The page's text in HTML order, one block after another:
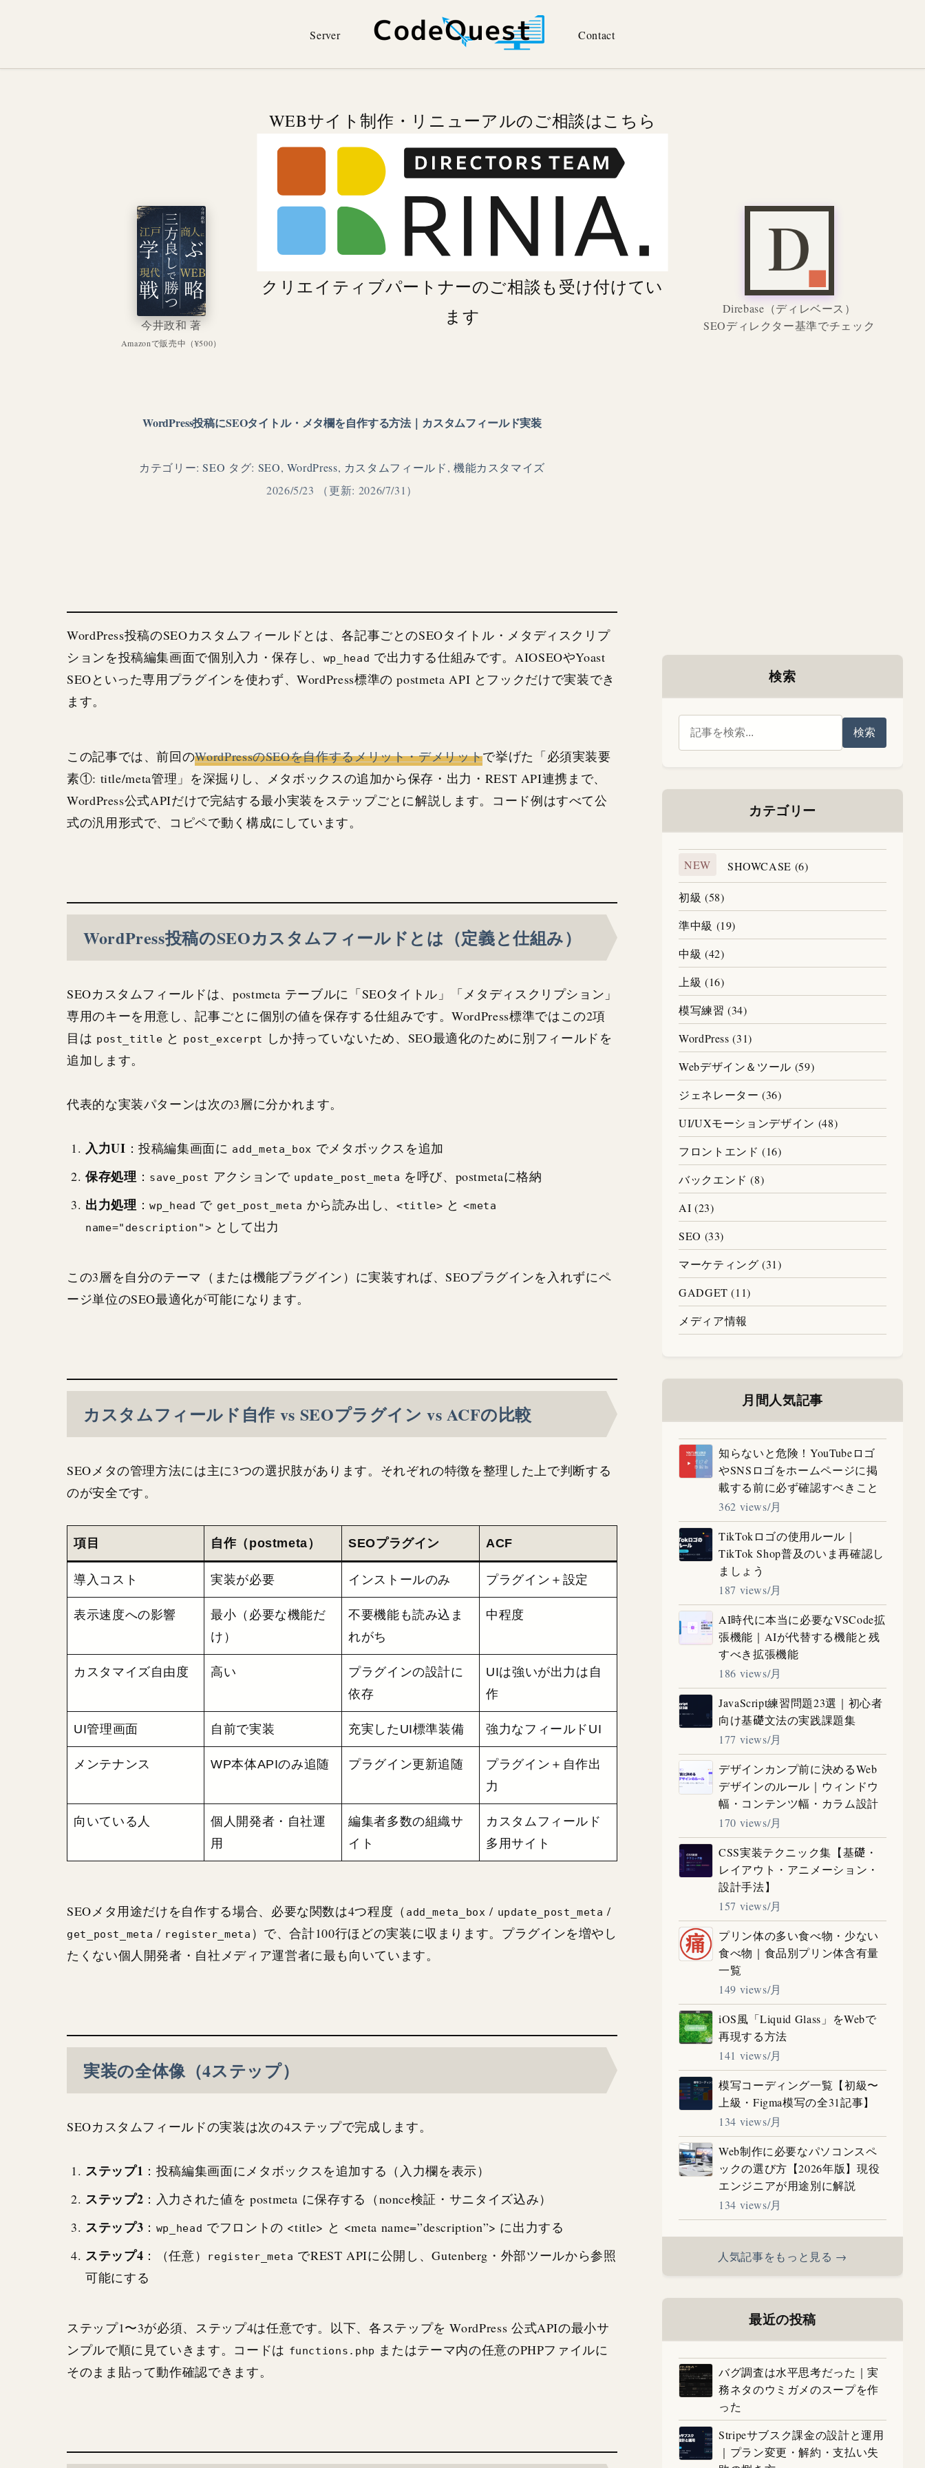
Server Contact
今井政和 著
Amazonで販売中（¥500）
WEBサイト制作・リニューアルのご相談はこちら
クリエイティブパートナーのご相談も受け付けてい
ます
Direbase （ディレベース）
SEOディレクター基準でチェック
WordPress投稿にSEOタイトル・メタ欄を自作する方法｜カスタムフィールド実装
カテゴリー:SEO タグ: SEO, WordPress, カスタムフィールド, 機能カスタマイズ
2026/5/23
（更新: 2026/7/31）
WordPress投稿のSEOカスタムフィールドとは、各記事ごとのSEOタイトル・メタディスクリプ
ションを投稿編集画面で個別入力・保存し、
wp_head で出力する仕組みです。AIOSEOやYoast
SEOといった専用プラグインを使わず、WordPress標準の postmeta API とフックだけで実装でき
ます。
この記事では、前回のWordPressのSEOを自作するメリット・デメリットで挙げた「必須実装要
素①: title/meta管理」を深掘りし、メタボックスの追加から保存・出力・REST API連携まで、
WordPress公式APIだけで完結する最小実装をステップごとに解説します。コード例はすべて公
式の汎用形式で、コピペで動く構成にしています。
WordPress投稿のSEOカスタムフィールドとは（定義と仕組み）
SEOカスタムフィールドは、postmeta テーブルに「SEOタイトル」「メタディスクリプション」
専用のキーを用意し、記事ごとに個別の値を保存する仕組みです。WordPress標準ではこの2項
目は post_title と post_excerpt
しか持っていないため、SEO最適化のために別フィールドを
追加します。
代表的な実装パターンは次の3層に分かれます。
入力UI ：投稿編集画面に add_meta_box でメタボックスを追加
保存処理 ： save_post アクションで update_post_meta を呼び、postmetaに格納
出力処理 ：wp_head で get_post_meta から読み出し、<title> と<meta
name="description"> として出力
この3層を自分のテーマ（または機能プラグイン）に実装すれば、SEOプラグインを入れずにペ
ージ単位のSEO最適化が可能になります。
カスタムフィールド自作 vs SEOプラグイン vs ACFの比較
SEOメタの管理方法には主に3つの選択肢があります。それぞれの特徴を整理した上で判断する
のが安全です。
項目 自作（postmeta） SEOプラグイン ACF
導入コスト 実装が必要 インストールのみ プラグイン＋設定
表示速度への影響
最小（必要な機能だ
け）
不要機能も読み込ま
れがち
中程度
カスタマイズ自由度 高い
プラグインの設計に
依存
UIは強いが出力は自
作
UI管理画面 自前で実装 充実したUI標準装備 強力なフィールドUI
メンテナンス WP本体APIのみ追随 プラグイン更新追随
プラグイン＋自作出
力
向いている人
個人開発者・自社運
用
編集者多数の組織サ
イト
カスタムフィールド
多用サイト
SEOメタ用途だけを自作する場合、必要な関数は4つ程度（ add_meta_box / update_post_meta /
get_post_meta / register_meta ）で、合計100行ほどの実装に収まります。プラグインを増やし
たくない個人開発者・自社メディア運営者に最も向いています。
実装の全体像（4ステップ）
SEOカスタムフィールドの実装は次の4ステップで完成します。
ステップ1 ：投稿編集画面にメタボックスを追加する（入力欄を表示）
ステップ2 ：入力された値を postmeta に保存する（nonce検証・サニタイズ込み）
ステップ3 ： wp_head でフロントの <title> と <meta name=”description”> に出力する
ステップ4 ：（任意） register_meta でREST APIに公開し、Gutenberg・外部ツールから参照
可能にする
ステップ1〜3が必須、ステップ4は任意です。以下、各ステップを WordPress 公式APIの最小サ
ンプルで順に見ていきます。コードは functions.php またはテーマ内の任意のPHPファイルに
そのまま貼って動作確認できます。
検索
検索
カテゴリー
NEW SHOWCASE (6)
初級 (58)
準中級 (19)
中級 (42)
上級 (16)
模写練習 (34)
WordPress (31)
Webデザイン＆ツール (59)
ジェネレーター (36)
UI/UXモーションデザイン (48)
フロントエンド (16)
バックエンド (8)
AI (23)
SEO (33)
マーケティング (31)
GADGET (11)
メディア情報
月間人気記事
知らないと危険！YouTubeロゴ
やSNSロゴをホームページに掲
載する前に必ず確認すべきこと
362 views/月
TikTokロゴの使用ルール｜
TikTok Shop普及のいま再確認し
ましょう
187 views/月
AI時代に本当に必要なVSCode拡
張機能｜AIが代替する機能と残
すべき拡張機能
186 views/月
JavaScript練習問題23選｜初心者
向け基礎文法の実践課題集
177 views/月
デザインカンプ前に決めるWeb
デザインのルール｜ウィンドウ
幅・コンテンツ幅・カラム設計
170 views/月
CSS実装テクニック集【基礎・
レイアウト・アニメーション・
設計手法】
157 views/月
プリン体の多い食べ物・少ない
食べ物｜食品別プリン体含有量
一覧
149 views/月
iOS風「Liquid Glass」をWebで
再現する方法
141 views/月
模写コーディング一覧【初級〜
上級・Figma模写の全31記事】
134 views/月
Web制作に必要なパソコンスペ
ックの選び方【2026年版】現役
エンジニアが用途別に解説
134 views/月
人気記事をもっと見る →
最近の投稿
バグ調査は水平思考だった｜実
務ネタのウミガメのスープを作
った
Stripeサブスク課金の設計と運用
｜プラン変更・解約・支払い失